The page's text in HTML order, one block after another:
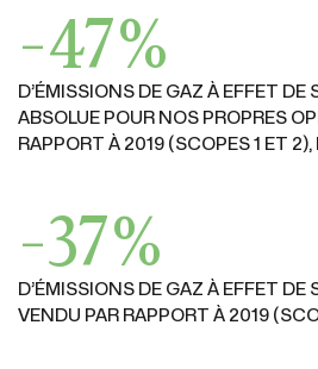
-47%
D’ÉMISSIONS DE GAZ À EFFET DE
ABSOLUE POUR NOS PROPRES
RAPPORT À 2019 (SCOPES 1 ET 2),
-37%
D’ÉMISSIONS DE GAZ À EFFET DE
VENDU PAR RAPPORT À 2019